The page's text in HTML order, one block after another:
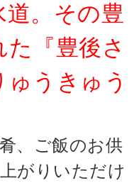
道。その豊
『豊後さ
うきゅう
、ご飯のお供
がりいただけ